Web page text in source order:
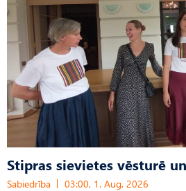
Stipras sievietes vēsturē
Sabiedrība 03:00, 1. Aug, 2026